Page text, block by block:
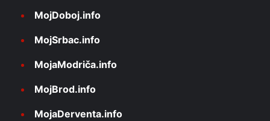
MojDoboj.info
MojSrbac.info
MojaModriča.info
MojBrod.info
MojaDerventa.info